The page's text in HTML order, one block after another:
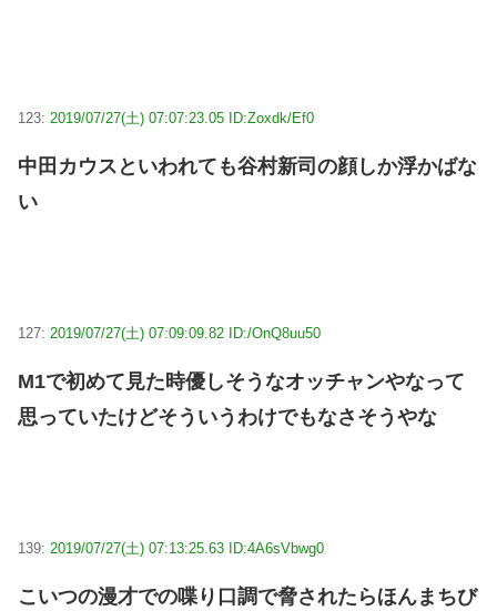
123: 2019/07/27(土) 07:07:23.05 ID:Zoxdk/Ef0
中田カウスといわれても谷村新司の顔しか浮かばな
い
127: 2019/07/27(土) 07:09:09.82 ID:/OnQ8uu50
M1で初めて見た時優しそうなオッチャンやなって
思っていたけどそういうわけでもなさそうやな
139: 2019/07/27(土) 07:13:25.63 ID:4A6sVbwg0
こいつの漫才での喋り口調で脅されたらほんまちび